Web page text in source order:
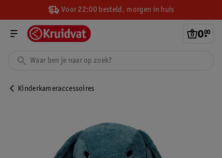
Voor 22:00 besteld, morgen in huis
0.
00
Kinderkameraccessoires